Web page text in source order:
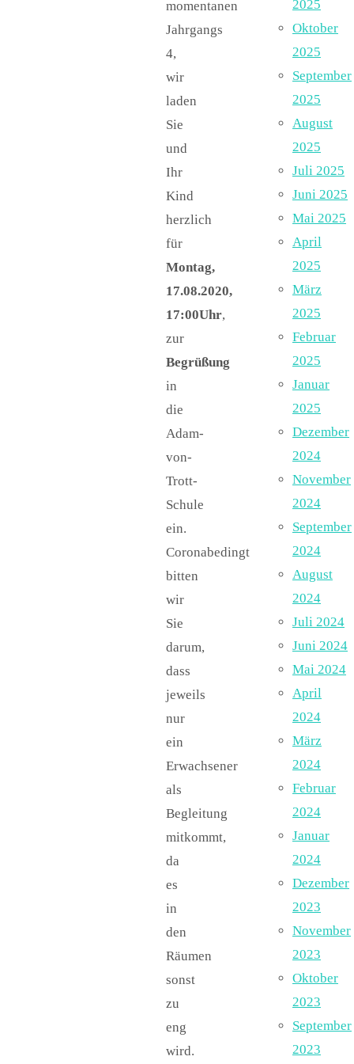
momentanen
Jahrgangs
4,
wir
laden
Sie
und
Ihr
Kind
herzlich
für
Montag,
17.08.2020,
17:00Uhr,
zur
Begrüßung
in
die
Adam-
von-
Trott-
Schule
ein.
Coronabedingt
bitten
wir
Sie
darum,
dass
jeweils
nur
ein
Erwachsener
als
Begleitung
mitkommt,
da
es
in
den
Räumen
sonst
zu
eng
wird.
2025
Oktober
2025
September
2025
August
2025
Juli 2025
Juni 2025
Mai 2025
April
2025
März
2025
Februar
2025
Januar
2025
Dezember
2024
November
2024
September
2024
August
2024
Juli 2024
Juni 2024
Mai 2024
April
2024
März
2024
Februar
2024
Januar
2024
Dezember
2023
November
2023
Oktober
2023
September
2023